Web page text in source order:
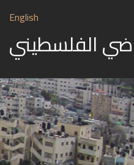
English
الفلسطيني